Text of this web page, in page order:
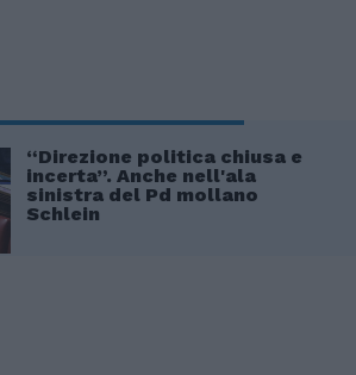
“Direzione politica chiusa e
incerta”. Anche nell'ala
sinistra del Pd mollano
Schlein